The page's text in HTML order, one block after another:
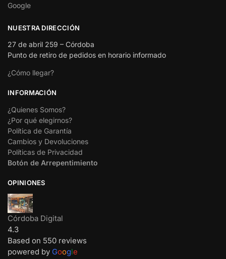
Google
NUESTRA DIRECCIÓN
27 de abril 259 – Córdoba
Punto de retiro de pedidos en horario informado
¿Cómo llegar?
INFORMACIÓN
¿Quienes Somos?
¿Por qué elegirnos?
Política de Garantía
Cambios y Devoluciones
Políticas de Privacidad
Botón de Arrepentimiento
OPINIONES
Córdoba Digital
4.3
Based on 550 reviews
powered by Google